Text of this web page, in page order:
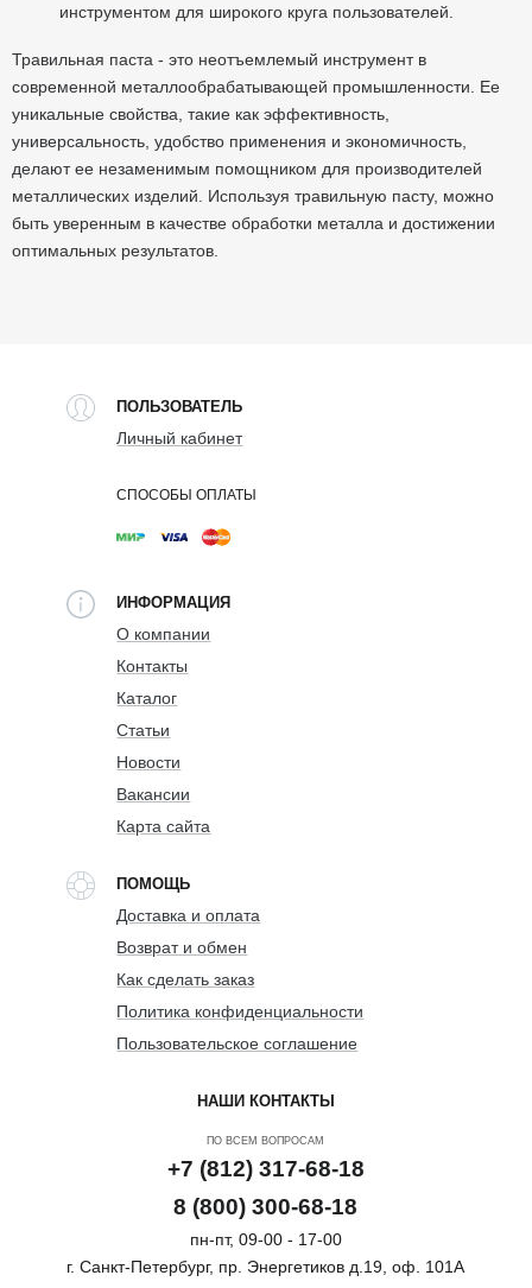
инструментом для широкого круга пользователей.
Травильная паста - это неотъемлемый инструмент в
современной металлообрабатывающей промышленности. Ее
уникальные свойства, такие как эффективность,
универсальность, удобство применения и экономичность,
делают ее незаменимым помощником для производителей
металлических изделий. Используя травильную пасту, можно
быть уверенным в качестве обработки металла и достижении
оптимальных результатов.
ПОЛЬЗОВАТЕЛЬ
Личный кабинет
СПОСОБЫ ОПЛАТЫ
ИНФОРМАЦИЯ
О компании
Контакты
Каталог
Статьи
Новости
Вакансии
Карта сайта
ПОМОЩЬ
Доставка и оплата
Возврат и обмен
Как сделать заказ
Политика конфиденциальности
Пользовательское соглашение
НАШИ КОНТАКТЫ
ПО ВСЕМ ВОПРОСАМ
+7 (812) 317-68-18
8 (800) 300-68-18
пн-пт, 09-00 - 17-00
г. Санкт-Петербург, пр. Энергетиков д.19, оф. 101А